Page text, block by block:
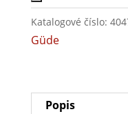
Katalogové číslo:
Güde
Popis